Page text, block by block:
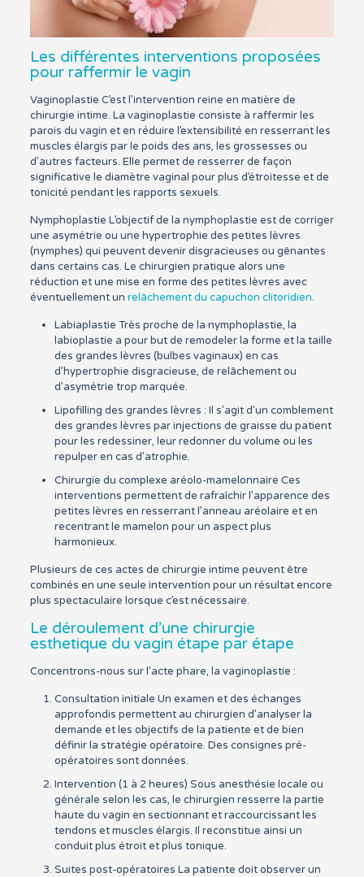
Les différentes interventions proposées
pour raffermir le vagin
Vaginoplastie C’est l’intervention reine en matière de
chirurgie intime. La vaginoplastie consiste à raffermir les
parois du vagin et en réduire l’extensibilité en resserrant les
muscles élargis par le poids des ans, les grossesses ou
d’autres facteurs. Elle permet de resserrer de façon
significative le diamètre vaginal pour plus d’étroitesse et de
tonicité pendant les rapports sexuels.
Nymphoplastie L’objectif de la nymphoplastie est de corriger
une asymétrie ou une hypertrophie des petites lèvres
(nymphes) qui peuvent devenir disgracieuses ou gênantes
dans certains cas. Le chirurgien pratique alors une
réduction et une mise en forme des petites lèvres avec
éventuellement un relâchement du capuchon clitoridien.
Labiaplastie Très proche de la nymphoplastie, la
labioplastie a pour but de remodeler la forme et la taille
des grandes lèvres (bulbes vaginaux) en cas
d’hypertrophie disgracieuse, de relâchement ou
d’asymétrie trop marquée.
Lipofilling des grandes lèvres : Il s’agit d’un comblement
des grandes lèvres par injections de graisse du patient
pour les redessiner, leur redonner du volume ou les
repulper en cas d’atrophie.
Chirurgie du complexe aréolo-mamelonnaire Ces
interventions permettent de rafraîchir l’apparence des
petites lèvres en resserrant l’anneau aréolaire et en
recentrant le mamelon pour un aspect plus
harmonieux.
Plusieurs de ces actes de chirurgie intime peuvent être
combinés en une seule intervention pour un résultat encore
plus spectaculaire lorsque c’est nécessaire.
Le déroulement d’une chirurgie
esthetique du vagin étape par étape
Concentrons-nous sur l’acte phare, la vaginoplastie :
Consultation initiale Un examen et des échanges
approfondis permettent au chirurgien d’analyser la
demande et les objectifs de la patiente et de bien
définir la stratégie opératoire. Des consignes pré-
opératoires sont données.
Intervention (1 à 2 heures) Sous anesthésie locale ou
générale selon les cas, le chirurgien resserre la partie
haute du vagin en sectionnant et raccourcissant les
tendons et muscles élargis. Il reconstitue ainsi un
conduit plus étroit et plus tonique.
Suites post-opératoires La patiente doit observer un